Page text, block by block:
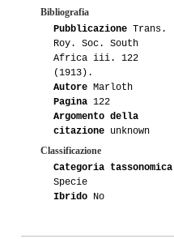
Bibliografia
Pubblicazione Trans.
Roy. Soc. South
Africa iii. 122
(1913).
Autore Marloth
Pagina 122
Argomento della
citazione unknown
Classificazione
Categoria tassonomica
Specie
Ibrido No